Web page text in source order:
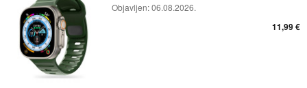
Objavljen:06.08.2026.
11,99 €